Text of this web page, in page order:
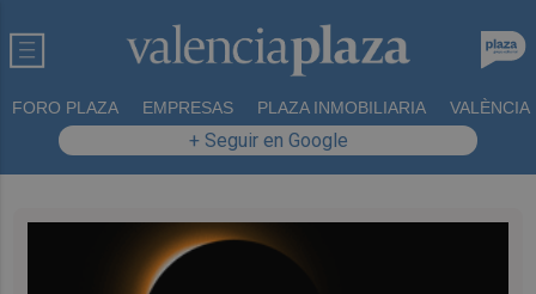
FORO PLAZA EMPRESAS PLAZA INMOBILIARIA VALÈNCIA
+ Seguir en Google